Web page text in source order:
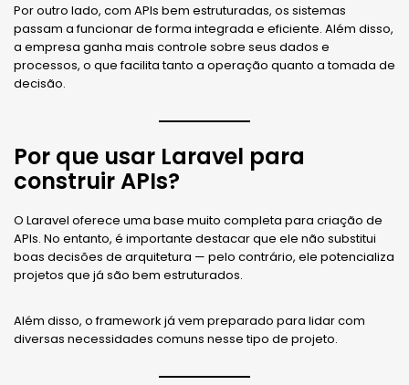
Por outro lado, com APIs bem estruturadas, os sistemas
passam a funcionar de forma integrada e eficiente. Além disso,
a empresa ganha mais controle sobre seus dados e
processos, o que facilita tanto a operação quanto a tomada de
decisão.
Por que usar Laravel para
construir APIs?
O Laravel oferece uma base muito completa para criação de
APIs. No entanto, é importante destacar que ele não substitui
boas decisões de arquitetura — pelo contrário, ele potencializa
projetos que já são bem estruturados.
Além disso, o framework já vem preparado para lidar com
diversas necessidades comuns nesse tipo de projeto.